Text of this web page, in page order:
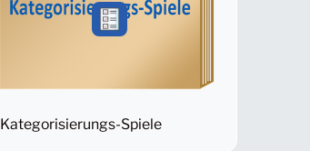
Kategorisierungs-Spiele